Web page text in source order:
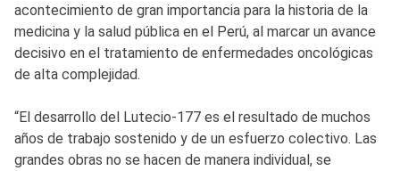
acontecimiento de gran importancia para la historia de la
medicina y la salud pública en el Perú, al marcar un avance
decisivo en el tratamiento de enfermedades oncológicas
de alta complejidad.
“El desarrollo del Lutecio-177 es el resultado de muchos
años de trabajo sostenido y de un esfuerzo colectivo. Las
grandes obras no se hacen de manera individual, se